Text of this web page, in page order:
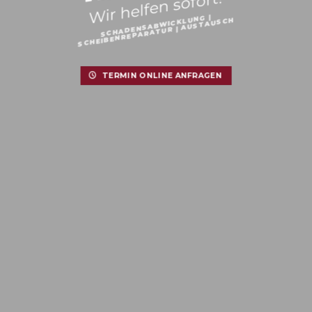
Wir helfen sofort!
SCHADENSABWICKLUNG |
SCHEIBENREPARATUR | AUSTAUSCH
TERMIN ONLINE ANFRAGEN